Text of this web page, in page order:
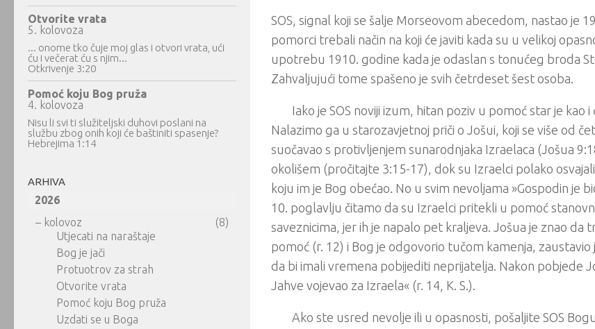
SOS, signal koji se šalje Morseovom abecedom, nastao je
pomorci trebali način na koji će javiti kada su u velikoj
upotrebu 1910. godine kada je odaslan s tonućeg broda
Zahvaljujući tome spašeno je svih četrdeset šest osoba.
Iako je SOS noviji izum, hitan poziv u pomoć star je kao i
Nalazimo ga u starozavjetnoj priči o Jošui, koji se više od
suočavao s protivljenjem sunarodnjaka Izraelaca (Jošua
okolišem (pročitajte 3:15-17), dok su Izraelci polako
koju im je Bog obećao. No u svim nevoljama »Gospodin je
10. poglavlju čitamo da su Izraelci pritekli u pomoć
saveznicima, jer ih je napalo pet kraljeva. Jošua je znao da
pomoć (r. 12) i Bog je odgovorio tučom kamenja, zaustavio
da bi imali vremena pobijediti neprijatelja. Nakon pobjede
Jahve vojevao za Izraela« (r. 14, K. S.).
Ako ste usred nevolje ili u opasnosti, pošaljite SOS
Otvorite vrata
5. kolovoza
... onome tko čuje moj glas i otvori vrata, ući
ću i večerat ću s njim...
Otkrivenje 3:20
Pomoć koju Bog pruža
4. kolovoza
Nisu li svi ti služiteljski duhovi poslani na
službu zbog onih koji će baštiniti spasenje?
Hebrejima 1:14
ARHIVA
2026
– kolovoz
(8)
Utjecati na naraštaje
Bog je jači
Protuotrov za strah
Otvorite vrata
Pomoć koju Bog pruža
Uzdati se u Boga